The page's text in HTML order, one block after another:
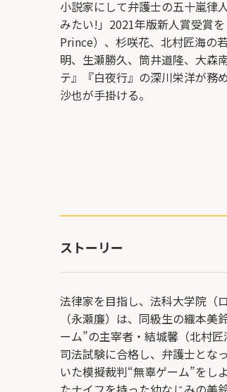
小説家にして弁護士の五十嵐律
みたい!」2021年版新⼈賞受賞
Prince）、杉咲花、北村匠海の
明、生瀬勝久、筒井道隆、大森
テ』『白夜行』の深川栄洋が務
沙也が手掛ける。
ストーリー
法律家を目指し、法科大学院（
（永瀬廉）は、同級生の織本
ーム”の主宰者・結城馨（北村
司法試験に合格し、弁護士とな
いた模擬裁判“無辜ゲーム”をし